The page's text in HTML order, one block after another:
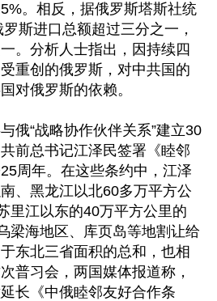
。相反，据俄罗斯塔斯社统
斯进口总额超过三分之一，
。分析人士指出，因持续四
重创的俄罗斯，对中共国的
对俄罗斯的依赖。
俄“战略协作伙伴关系”建立30
前总书记江泽民签署《睦邻
周年。在这些条约中，江泽
、黑龙江以北60多万平方公
里江以东的40万平方公里的
梁海地区、库页岛等地割让给
东北三省面积的总和，也相
普习会，两国媒体报道称，
长《中俄睦邻友好合作条